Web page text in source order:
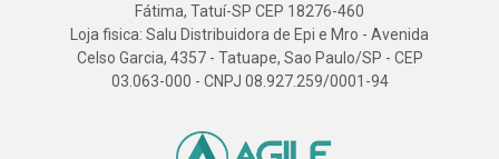
Fátima, Tatuí-SP CEP 18276-460
Loja fisica: Salu Distribuidora de Epi e Mro - Avenida
Celso Garcia, 4357 - Tatuape, Sao Paulo/SP - CEP
03.063-000 - CNPJ 08.927.259/0001-94